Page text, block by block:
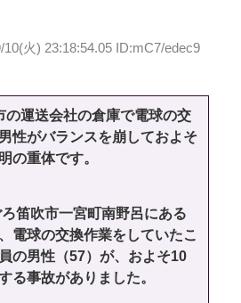
10(火) 23:18:54.05 ID:mC7/edec9
の運送会社の倉庫で電球の交
性がバランスを崩しておよそ
の重体です。
笛吹市一宮町南野呂にある
電球の交換作業をしていたこ
の男性（57）が、およそ10
る事故がありました。